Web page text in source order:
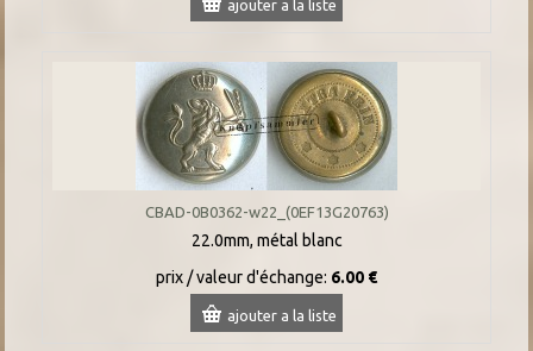
ajouter a la liste
CBAD-0B0362-w22_(0EF13G20763)
22.0mm, métal blanc
prix / valeur d'échange: 6.00 €
ajouter a la liste